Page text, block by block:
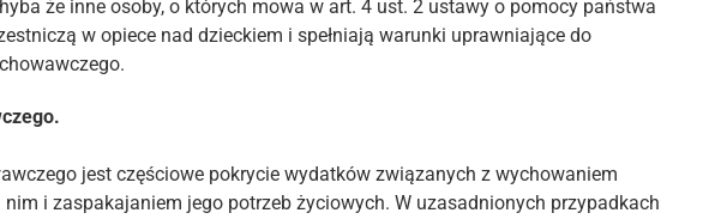
że inne osoby, o których mowa w art. 4 ust. 2 ustawy o pomocy państwa
w opiece nad dzieckiem i spełniają warunki uprawniające do
jest częściowe pokrycie wydatków związanych z wychowaniem
i zaspakajaniem jego potrzeb życiowych. W uzasadnionych przypadkach